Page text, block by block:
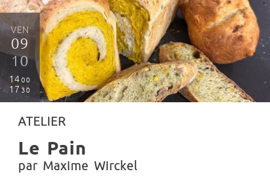
VEN
09
10
14 00
17 30
ATELIER
Le Pain
par Maxime Wirckel